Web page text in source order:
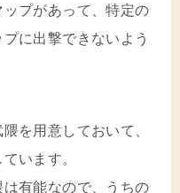
プがあって、特定の
に出撃できないよう
を用意しておいて、
います。
有能なので、うちの